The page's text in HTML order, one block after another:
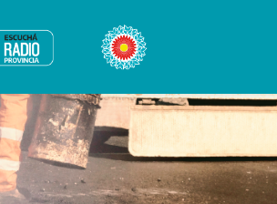
Provincia Bicentenario